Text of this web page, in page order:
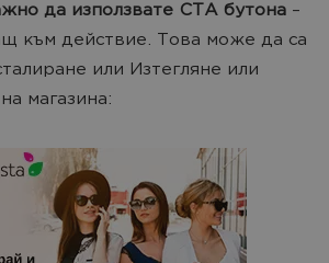
да използвате CTA бутона –
към действие. Това може да са
или Изтегляне или
магазина: